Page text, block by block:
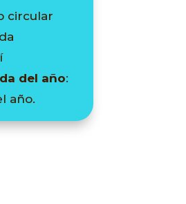
circular
del año:
año.